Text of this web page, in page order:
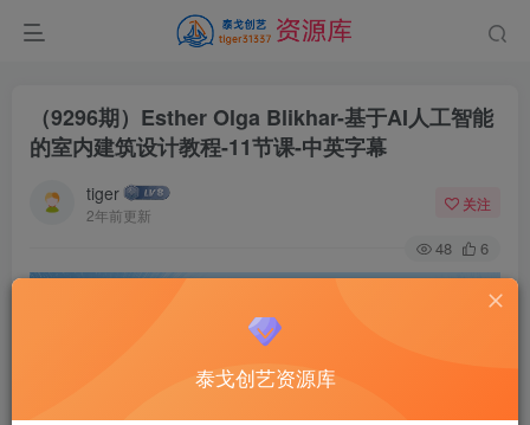
（9296期）Esther Olga Blikhar-基于AI人工智能
的室内建筑设计教程-11节课-中英字幕
tiger
2年前更新
关注
48 6
泰戈创艺资源库